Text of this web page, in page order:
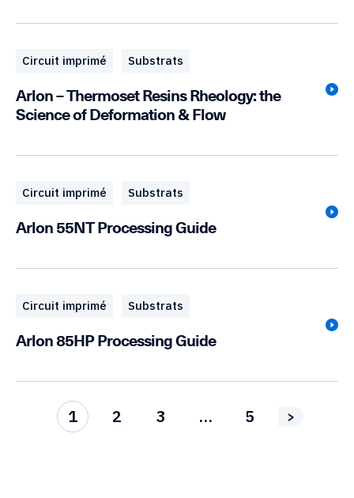
Circuit imprimé Substrats
Arlon – Thermoset Resins Rheology: the
Science of Deformation & Flow
Circuit imprimé Substrats
Arlon 55NT Processing Guide
Circuit imprimé Substrats
Arlon 85HP Processing Guide
1 2 3 … 5 >